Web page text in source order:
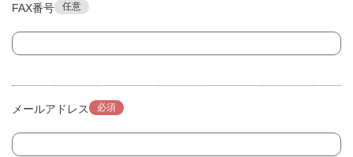
FAX番号 任意
メールアドレス 必須